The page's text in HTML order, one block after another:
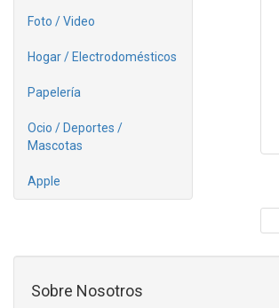
Foto / Video
Hogar / Electrodomésticos
Papelería
Ocio / Deportes /
Mascotas
Apple
Sobre Nosotros